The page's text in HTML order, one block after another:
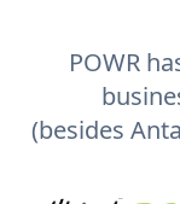
POWR
(besides